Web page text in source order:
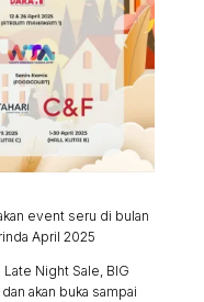
event seru di bulan
April 2025
Night Sale, BIG
akan buka sampai